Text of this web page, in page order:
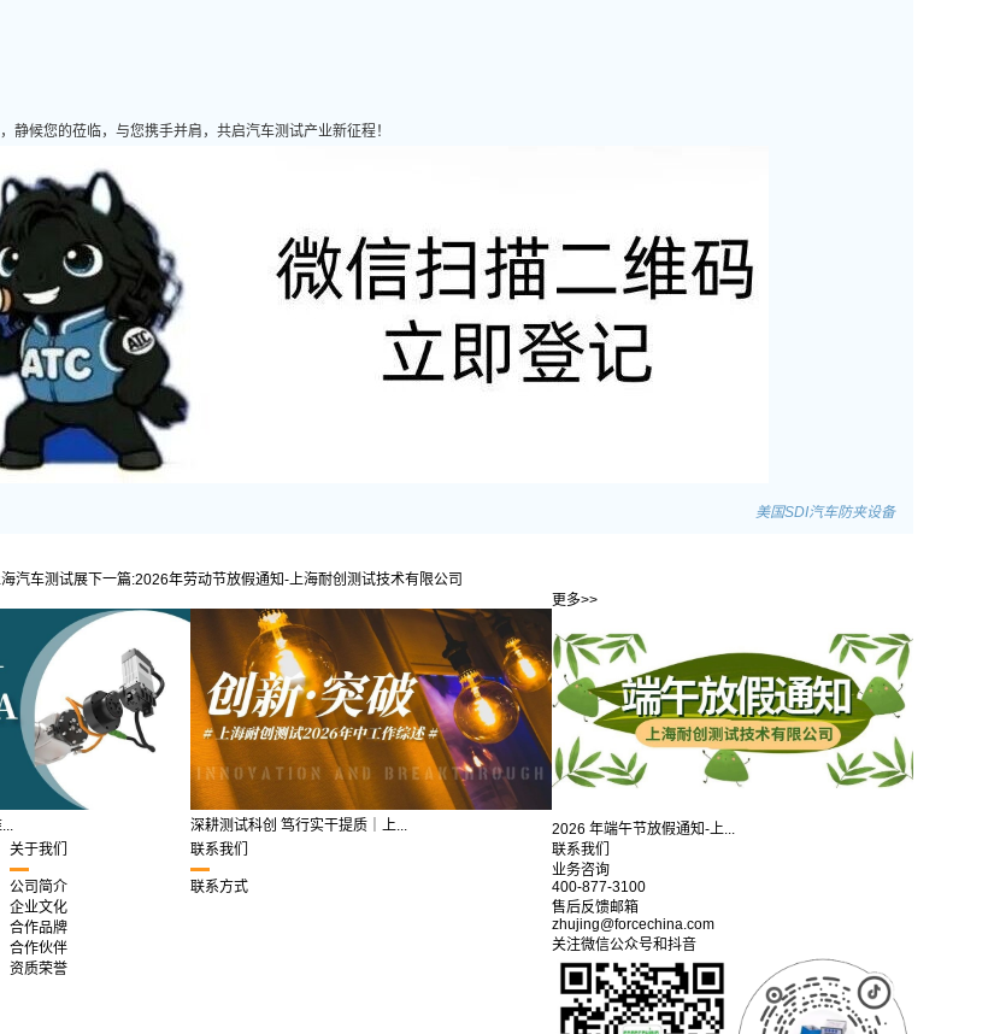
候您的莅临，与您携手并肩，共启汽车测试产业新征程！
美国SDI汽车防夹设备
汽车测试展 下一篇:2026年劳动节放假通知-上海耐创测试技术有限公司
更多>>
深耕测试科创 笃行实干提质｜上...
2026 年端午节放假通知-上...
关于我们
公司简介
企业文化
合作品牌
合作伙伴
资质荣誉
联系我们
联系方式
联系我们
业务咨询
400-877-3100
售后反馈邮箱
zhujing@forcechina.com
关注微信公众号和抖音